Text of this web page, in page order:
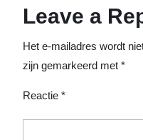
Leave a
Het e-mailadres wordt
zijn gemarkeerd met *
Reactie *